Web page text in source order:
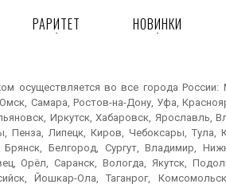
РАРИТЕТ НОВИНКИ
осуществляется во все города России:
Самара, Ростов-на-Дону, Уфа,
Иркутск, Хабаровск, Ярославль,
Пенза, Липецк, Киров, Чебоксары, Тула,
Белгород, Сургут, Владимир,
Орёл, Саранск, Вологда, Якутск,
Йошкар-Ола, Таганрог,